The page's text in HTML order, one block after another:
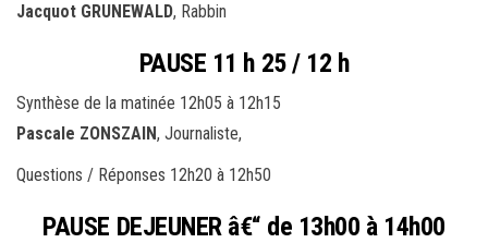
Jacquot GRUNEWALD, Rabbin
PAUSE 11 h 25 / 12 h
Synthèse de la matinée 12h05 à 12h15
Pascale ZONSZAIN, Journaliste,
Questions / Réponses 12h20 à 12h50
PAUSE DEJEUNER â€“ de 13h00 à 14h00